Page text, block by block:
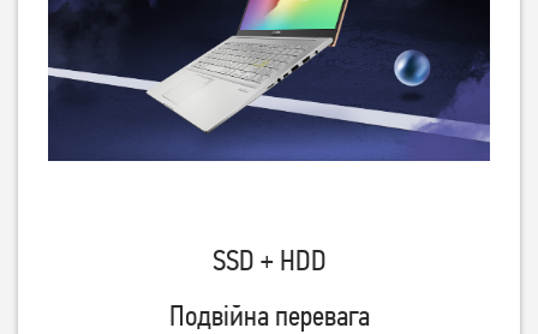
SSD + HDD
Подвійна перевага